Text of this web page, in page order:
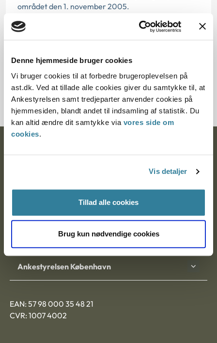
Denne hjemmeside bruger cookies
Vi bruger cookies til at forbedre brugeroplevelsen på
ast.dk. Ved at tillade alle cookies giver du samtykke til, at
Ankestyrelsen samt tredjeparter anvender cookies på
hjemmesiden, blandt andet til indsamling af statistik. Du
kan altid ændre dit samtykke via vores side om
cookies.
Vis detaljer
Tillad alle cookies
Brug kun nødvendige cookies
området den 1. november 2005.
Paragraf
200627-98
Nytorv 7, 2. sal
Ankestyrelsen Aalborg
Ankestyrelsen København
EAN: 57 98 000 35 48 21
CVR: 1007 4002